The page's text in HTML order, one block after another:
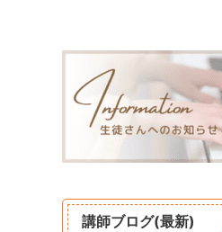
講師ブログ(最新)